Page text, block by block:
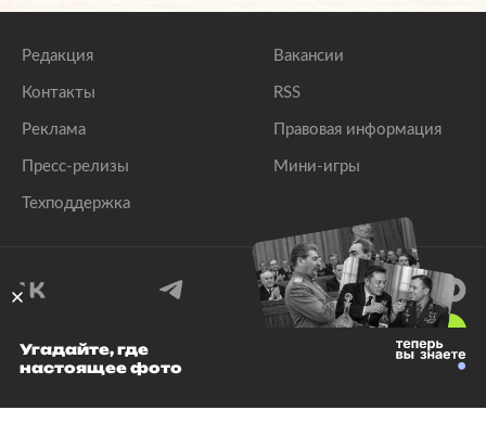
Редакция
Контакты
Реклама
Пресс-релизы
Техподдержка
Вакансии
RSS
Правовая информация
Мини-игры
© 1999–2026 Все права защищены.
Угадайте, где
настоящее фото